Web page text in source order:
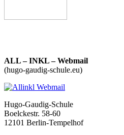
ALL – INKL – Webmail
(hugo-gaudig-schule.eu)
Hugo-Gaudig-Schule
Boelckestr. 58-60
12101 Berlin-Tempelhof